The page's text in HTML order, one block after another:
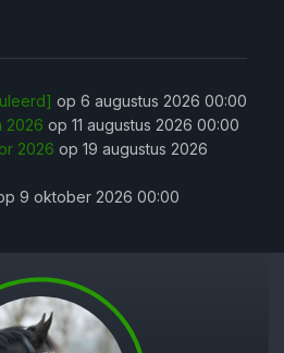
op 6 augustus 2026 00:00
2026 op 11 augustus 2026 00:00
2026 op 19 augustus 2026
9 oktober 2026 00:00